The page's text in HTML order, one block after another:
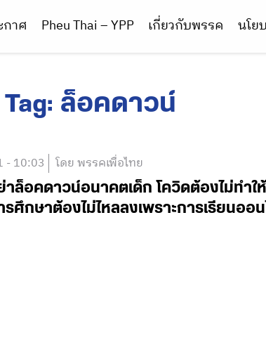
าศ Pheu Thai – YPP เกี่ยวกับพรรค นโย
Tag: ล็อคดาวน์
- 10:03 โดย พรรคเพื่อไทย
ล็อคดาวน์อนาคตเด็ก โควิดต้องไม่ทำใ
ศึกษาต้องไม่ไหลลงเพราะการเรียนออน